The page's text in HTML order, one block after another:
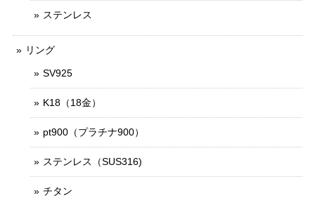
ステンレス
リング
SV925
K18（18金）
pt900（プラチナ900）
ステンレス（SUS316)
チタン